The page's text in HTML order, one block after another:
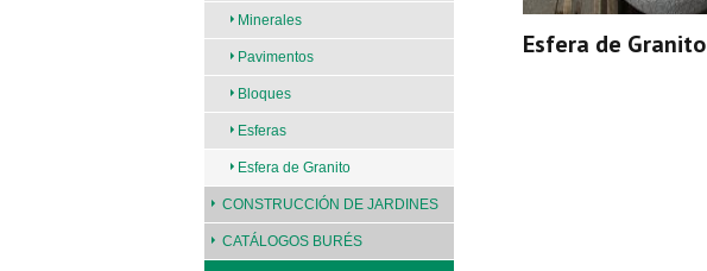
Esfera de Granito
Minerales
Pavimentos
Bloques
Esferas
Esfera de Granito
CONSTRUCCIÓN DE JARDINES
CATÁLOGOS BURÉS